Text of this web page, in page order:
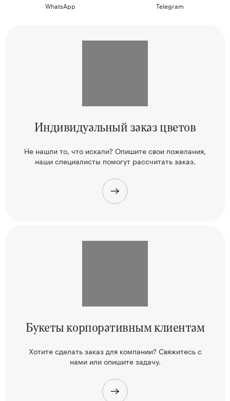
WhatsApp Telegram
Индивидуальныйзаказ цветов
Не нашли то, что искали? Опишите свои пожелания,
нашиспециалисты помогут рассчитать заказ.
Букеты корпоративным клиентам
Хотите сделать заказ для компании? Свяжитесьс
нами или опишите задачу.